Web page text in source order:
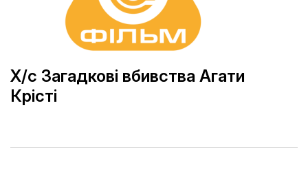
Х/с Загадкові вбивства Агати
Крісті